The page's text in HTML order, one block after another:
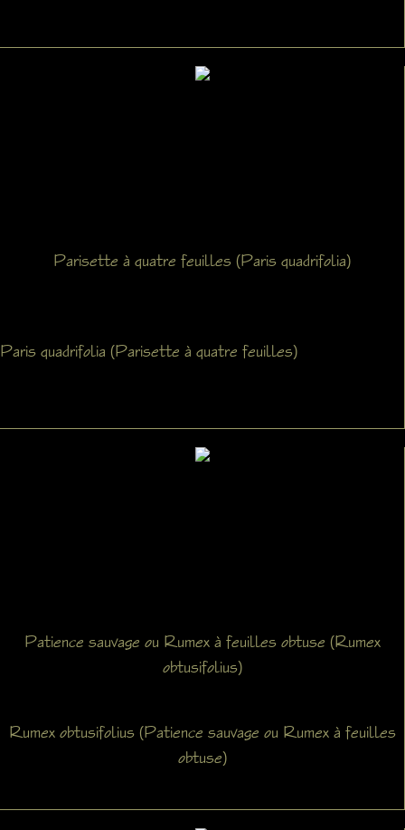
Parisette à quatre feuilles (Paris quadrifolia)
Paris quadrifolia (Parisette à quatre feuilles)
Patience sauvage ou Rumex à feuilles obtuse (Rumex
obtusifolius)
Rumex obtusifolius (Patience sauvage ou Rumex à feuilles
obtuse)